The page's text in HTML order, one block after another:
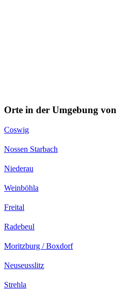
Orte in der Umgebung
Coswig
Nossen Starbach
Niederau
Weinböhla
Freital
Radebeul
Moritzburg / Boxdorf
Neuseusslitz
Strehla